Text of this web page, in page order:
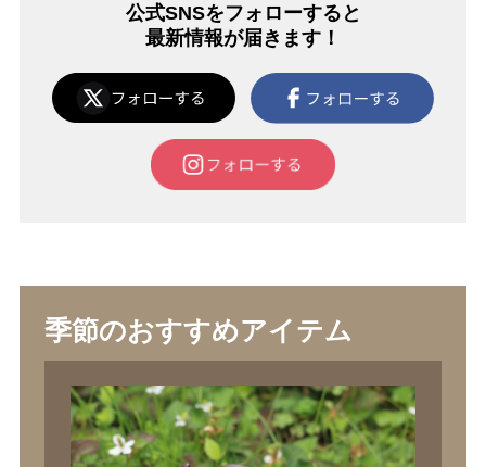
公式SNSをフォローすると
最新情報が届きます！
季節のおすすめアイテム